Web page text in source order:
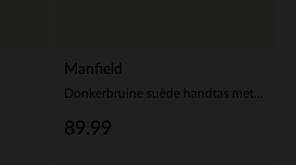
Manfield
89.99